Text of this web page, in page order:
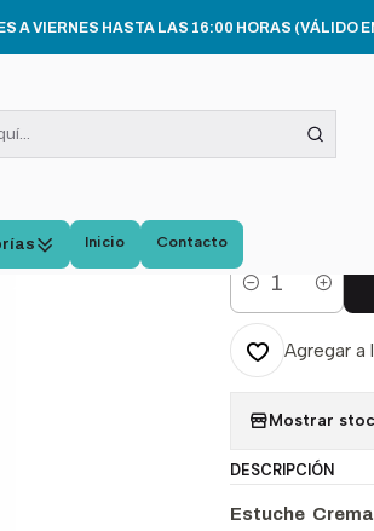
Inicio Contacto
A VIERNES HASTA LAS 16:00 HORAS (VÁLIDO
Cremas Dermocream Reafirmante
Manos
Cantidad
Agregar
Mostrar
DESCRIPCIÓN
Estuche